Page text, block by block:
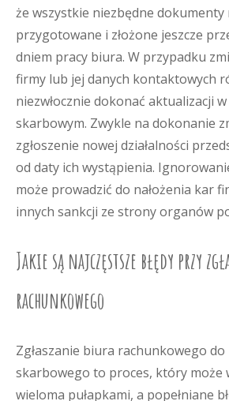
że wszystkie niezbędne dokumenty
przygotowane i złożone jeszcze
dniem pracy biura. W przypadku
firmy lub jej danych kontaktowych
niezwłocznie dokonać aktualizacji
skarbowym. Zwykle na dokonanie
zgłoszenie nowej działalności
od daty ich wystąpienia.
może prowadzić do nałożenia kar
innych sankcji ze strony organów
Jakie są najczęstsze błędy przy
rachunkowego
Zgłaszanie biura rachunkowego
skarbowego to proces, który może
wieloma pułapkami, a popełniane